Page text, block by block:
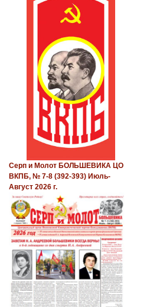
Серп и Молот БОЛЬШЕВИКА ЦО
ВКПБ, № 7-8 (392-393) Июль-
Август 2026 г.